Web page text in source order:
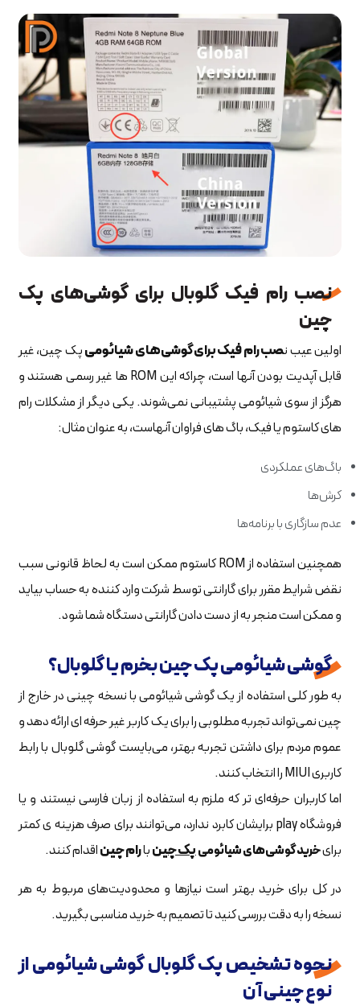
نصب رام فیک گلوبال برای گوشی‌های پک
چین
اولین عیب نصب رام فیک برای گوشی‌های شیائومیپک چین، غیر
قابل آپدیت بودن آنها است، چراکه این ROM ها غیر رسمی هستند و
هرگز از سوی شیائومی پشتیبانی نمی‌شوند. یکی دیگر از مشکلات رام
های کاستوم یا فیک، باگ های فراوان آنهاست، به عنوان مثال:
باگ‌های عملکردی
کرش‌ها
عدم سازگاری با برنامه‌ها
همچنین استفاده از ROM کاستوم ممکن است به لحاظ قانونی سبب
نقض شرایط مقرر برای گارانتی توسط شرکت وارد کننده به حساب بیاید
و ممکن است منجر به از دست دادن گارانتی دستگاه شما شود.
گوشی شیائومی پک چین بخرم یا گلوبال؟
به طور کلی استفاده از یک گوشی شیائومی با نسخه چینی در خارج از
چین نمی‌تواند تجربه مطلوبی را برای یک کاربر غیر حرفه ای ارائه دهد و
عموم مردم برای داشتن تجربه بهتر، می‌بایست گوشی گلوبال با رابط
کاربری MIUI را انتخاب کنند.
اما کاربران حرفه‌ای تر که ملزم به استفاده از زبان فارسی نیستند و یا
فروشگاه play برایشان کابرد ندارد، می‌توانند برای صرف هزینه ی کمتر
برایخرید گوشی‌های شیائومیپک چینبارام چیناقدام کنند.
در کل برای خرید بهتر است نیازها و محدودیت‌های مربوط به هر
نسخه را به دقت بررسی کنید تا تصمیم به خرید مناسبی بگیرید.
نحوه تشخیص پک گلوبال گوشی شیائومی از
نوع چینی آن